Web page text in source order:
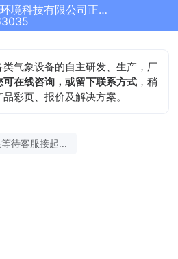
山东天合环境科技有限公司正在为您服务
气象设备的自主研发、生产，厂
可在线咨询，或留下联系方式 ，稍
彩页、报价及解决方案。
15:05:30 开始沟通